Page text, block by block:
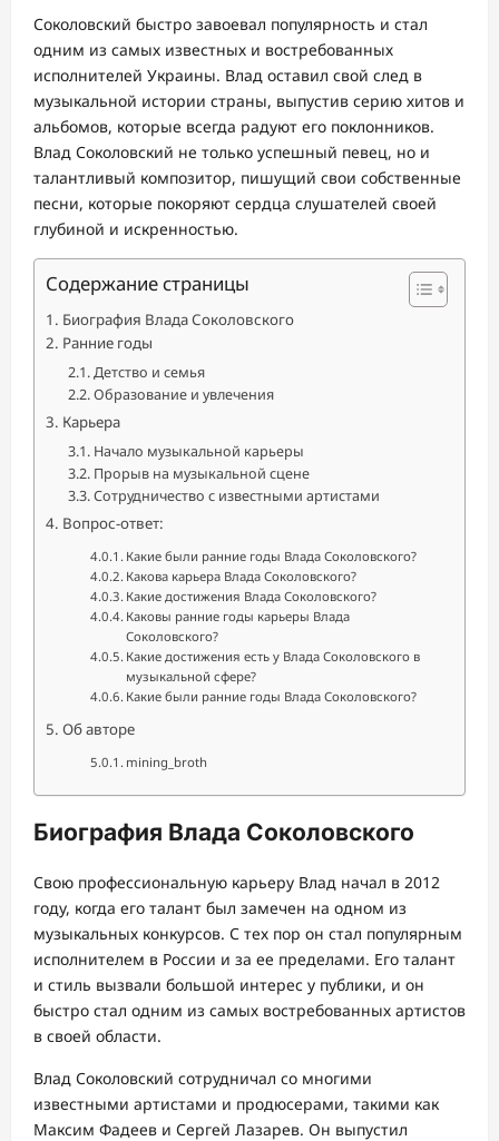
Соколовский быстро завоевал популярность и стал
одним из самых известных и востребованных
исполнителей Украины. Влад оставил свой след в
музыкальной истории страны, выпустив серию хитов и
альбомов, которые всегда радуют его поклонников.
Влад Соколовский не только успешный певец, но и
талантливый композитор, пишущий свои собственные
песни, которые покоряют сердца слушателей своей
глубиной и искренностью.
Содержание страницы
Биография Влада Соколовского
Ранние годы
Детство и семья
Образование и увлечения
Карьера
Начало музыкальной карьеры
Прорыв на музыкальной сцене
Сотрудничество с известными артистами
Вопрос-ответ:
Какие были ранние годы Влада Соколовского?
Какова карьера Влада Соколовского?
Какие достижения Влада Соколовского?
Каковы ранние годы карьеры Влада
Соколовского?
Какие достижения есть у Влада Соколовского в
музыкальной сфере?
Какие были ранние годы Влада Соколовского?
Об авторе
mining_broth
Биография Влада Соколовского
Свою профессиональную карьеру Влад начал в 2012
году, когда его талант был замечен на одном из
музыкальных конкурсов. С тех пор он стал популярным
исполнителем в России и за ее пределами. Его талант
и стиль вызвали большой интерес у публики, и он
быстро стал одним из самых востребованных артистов
в своей области.
Влад Соколовский сотрудничал со многими
известными артистами и продюсерами, такими как
Максим Фадеев и Сергей Лазарев. Он выпустил